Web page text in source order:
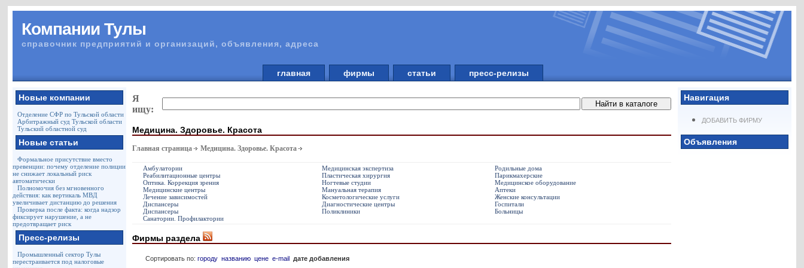
Компании Тулы
справочник предприятий и организаций, объявления, адреса
главная фирмы статьи пресс-релизы
Новые компании
Отделение СФР по Тульской области
Арбитражный суд Тульской области
Тульский областной суд
Новые статьи
Формальное присутствие вместо
превенции: почему отделение полиции
не снижает локальный риск
автоматически
Полномочия без мгновенного
действия: как вертикаль МВД
увеличивает дистанцию до решения
Проверка после факта: когда надзор
фиксирует нарушение, а не
предотвращает риск
Пресс-релизы
Промышленный сектор Тулы
перестраивается под налоговые
Навигация
ДОБАВИТЬ ФИРМУ
Объявления
Я
ищу:
Медицина. Здоровье. Красота
Главная страница Медицина. Здоровье. Красота
Амбулатории Медицинская экспертиза
Родильные дома
Реабилитационные центры
Пластическая хирургия
Парикмахерские
Оптика. Коррекция зрения
Ногтевые студии
Медицинское оборудование
Медицинские центры
Мануальная терапия
Аптеки
Лечение зависимостей
Косметологические услуги
Женские консультации
Диспансеры
Диагностические центры
Госпитали
Диспансеры
Поликлиники
Больницы
Санатории. Профилактории
Фирмы раздела
Сортировать по:городу названию цене e-mail дате добавления